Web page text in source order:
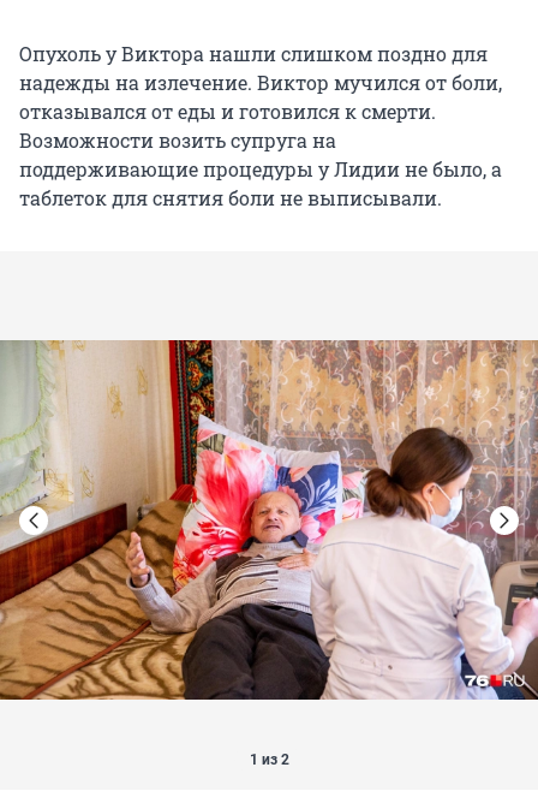
Опухоль у Виктора нашли слишком поздно для
надежды на излечение. Виктор мучился от боли,
отказывался от еды и готовился к смерти.
Возможности возить супруга на
поддерживающие процедуры у Лидии не было, а
таблеток для снятия боли не выписывали.
1 из 2